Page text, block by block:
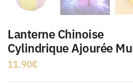
Lanterne Chinoise
Cylindrique Ajourée
11.90€